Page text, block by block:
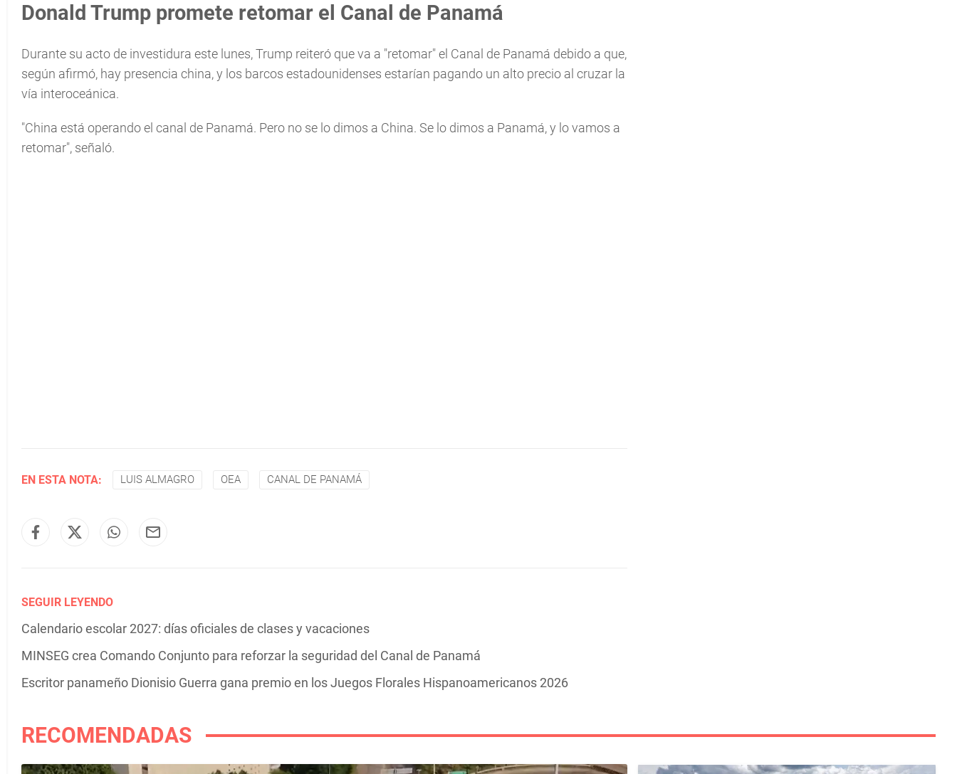
Donald Trump promete retomar el Canal de Panamá
Durante su acto de investidura este lunes, Trump reiteró que va a "retomar" el Canal de Panamá debido a que,
según afirmó, hay presencia china, y los barcos estadounidenses estarían pagando un alto precio al cruzar la
vía interoceánica.
"China está operando el canal de Panamá. Pero no se lo dimos a China. Se lo dimos a Panamá, y lo vamos a
retomar", señaló.
EN ESTA NOTA: LUIS ALMAGRO OEA CANAL DE PANAMÁ
SEGUIR LEYENDO
Calendario escolar 2027: días oficiales de clases y vacaciones
MINSEG crea Comando Conjunto para reforzar la seguridad del Canal de Panamá
Escritor panameño Dionisio Guerra gana premio en los Juegos Florales Hispanoamericanos 2026
RECOMENDADAS